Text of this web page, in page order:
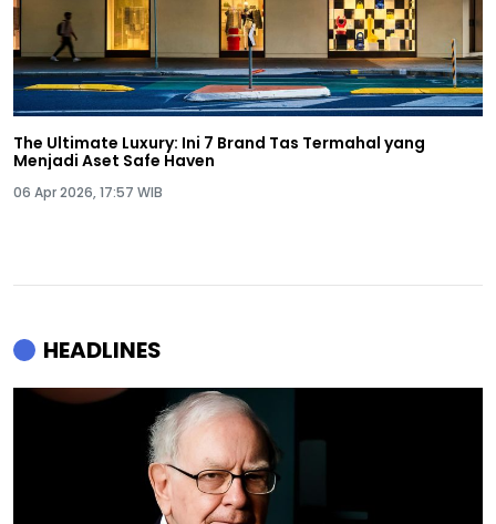
The Ultimate Luxury: Ini 7 Brand Tas Termahal yang
Menjadi Aset Safe Haven
06 Apr 2026, 17:57 WIB
HEADLINES